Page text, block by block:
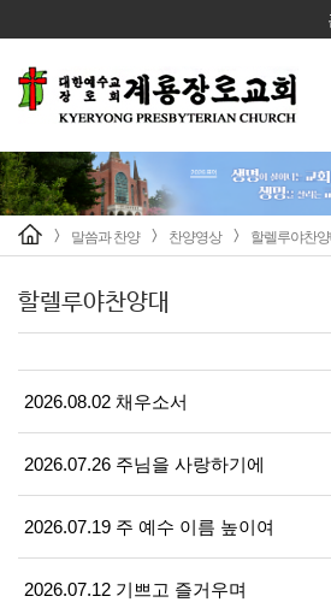
> 말씀과 찬양 > 찬양영상 > 할렐루야찬
할렐루야찬양대
2026.08.02 채우소서
2026.07.26 주님을 사랑하기에
2026.07.19 주 예수 이름 높이여
2026.07.12 기쁘고 즐거우며